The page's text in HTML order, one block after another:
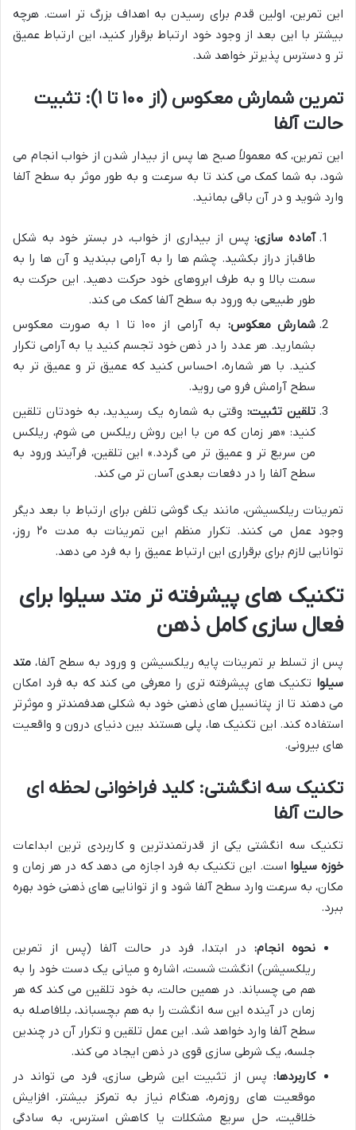
این تمرین، اولین قدم برای رسیدن به اهداف بزرگ تر است. هرچه
بیشتر با این بعد از وجود خود ارتباط برقرار کنید، این ارتباط عمیق
تر و دسترس پذیرتر خواهد شد.
تمرین شمارش معکوس (از ۱۰۰ تا ۱): تثبیت
حالت آلفا
این تمرین، که معمولاً صبح ها پس از بیدار شدن از خواب انجام می
شود، به شما کمک می کند تا به سرعت و به طور موثر به سطح آلفا
وارد شوید و در آن باقی بمانید.
آماده سازی:پس از بیداری از خواب، در بستر خود به شکل
طاقباز دراز بکشید. چشم ها را به آرامی ببندید و آن ها را به
سمت بالا و به طرف ابروهای خود حرکت دهید. این حرکت به
طور طبیعی به ورود به سطح آلفا کمک می کند.
شمارش معکوس:
به آرامی از ۱۰۰ تا ۱ به صورت معکوس
بشمارید. هر عدد را در ذهن خود تجسم کنید یا به آرامی تکرار
کنید. با هر شماره، احساس کنید که عمیق تر و عمیق تر به
سطح آرامش فرو می روید.
تلقین تثبیت:وقتی به شماره یک رسیدید، به خودتان تلقین
کنید: «هر زمان که من با این روش ریلکس می شوم، ریلکس
من سریع تر و عمیق تر می گردد.» این تلقین، فرآیند ورود به
سطح آلفا را در دفعات بعدی آسان تر می کند.
تمرینات ریلکسیشن، مانند یک گوشی تلفن برای ارتباط با بعد دیگر
وجود عمل می کنند. تکرار منظم این تمرینات به مدت ۲۰ روز،
توانایی لازم برای برقراری این ارتباط عمیق را به فرد می دهد.
تکنیک های پیشرفته تر متد سیلوا برای
فعال سازی کامل ذهن
پس از تسلط بر تمرینات پایه ریلکسیشن و ورود به سطح آلفا، متد
سیلوا تکنیک های پیشرفته تری را معرفی می کند که به فرد امکان
می دهند تا از پتانسیل های ذهنی خود به شکلی هدفمندتر و موثرتر
استفاده کند. این تکنیک ها، پلی هستند بین دنیای درون و واقعیت
های بیرونی.
تکنیک سه انگشتی: کلید فراخوانی لحظه ای
حالت آلفا
تکنیک سه انگشتی یکی از قدرتمندترین و کاربردی ترین ابداعات
خوزه سیلوا است. این تکنیک به فرد اجازه می دهد که در هر زمان و
مکان، به سرعت وارد سطح آلفا شود و از توانایی های ذهنی خود بهره
ببرد.
نحوه انجام:در ابتدا، فرد در حالت آلفا (پس از تمرین
ریلکسیشن) انگشت شست، اشاره و میانی یک دست خود را به
هم می چسباند. در همین حالت، به خود تلقین می کند که هر
زمان در آینده این سه انگشت را به هم بچسباند، بلافاصله به
سطح آلفا وارد خواهد شد. این عمل تلقین و تکرار آن در چندین
جلسه، یک شرطی سازی قوی در ذهن ایجاد می کند.
کاربردها: پس از تثبیت این شرطی سازی، فرد می تواند در
موقعیت های روزمره، هنگام نیاز به تمرکز بیشتر، افزایش
خلاقیت، حل سریع مشکلات یا کاهش استرس، به سادگی